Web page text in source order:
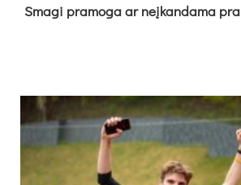
Sma­gi pra­mo­ga ar neį­kan­da­ma